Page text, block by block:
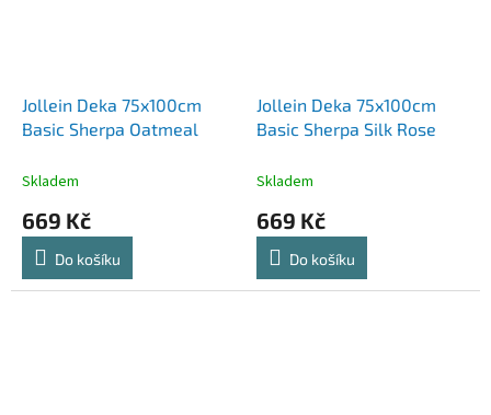
Jollein Deka 75x100cm
Basic Sherpa Oatmeal
Skladem
669 Kč
Do košíku
Jollein Deka 75x100cm
Basic Sherpa Silk Rose
Skladem
669 Kč
Do košíku